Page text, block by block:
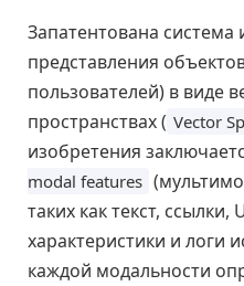
Запатентована система
представления
пользователей) в виде
пространствах ( Vector
изобретения
modal features
таких как текст,
характеристики и логи
каждой модальности